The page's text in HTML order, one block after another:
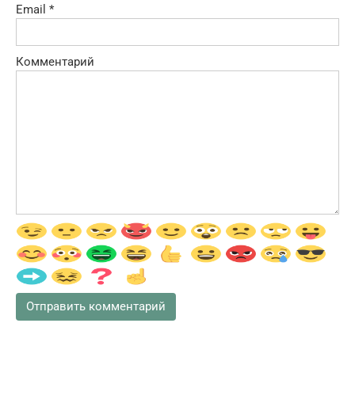
Email *
Комментарий